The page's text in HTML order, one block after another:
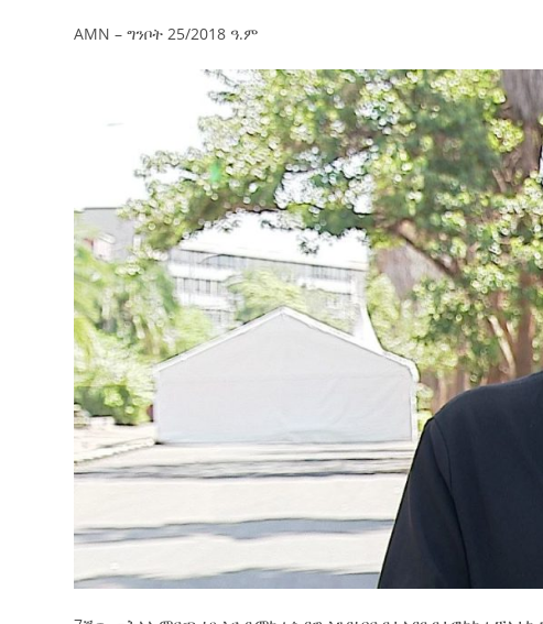
ተጨባጭ የልማት ስኬቶች ለመቀየር እየሰራ ነው
August 7, 2026
2ኛው የአዲስ ሚዲያ ኔትዎርክ አመራሮች እና
ሠራተኞች ስፖርት ፌስቲቫል በቴሌቪዥን ዘርፍ
አሸናፊነት ተጠናቀቀ
August 1, 2026
AMN – ግንቦት 25/2018 ዓ.ም